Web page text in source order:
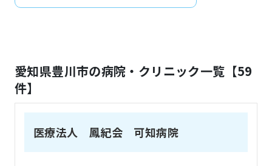
愛知県豊川市の病院・クリニック一覧【59
件】
医療法人 鳳紀会 可知病院